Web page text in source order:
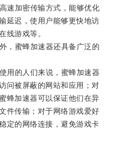
加密传输方式，能够优化
延迟，使用户能够更快地访
线游戏等。
蜜蜂加速器还具备广泛的
的人们来说，蜜蜂加速器
问被屏蔽的网站和应用；对
蜂加速器可以保证他们在异
件传输；对于网络游戏爱好
定的网络连接，避免游戏卡